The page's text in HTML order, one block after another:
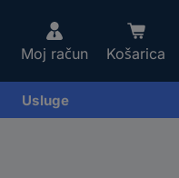
Moj račun Košarica
Usluge